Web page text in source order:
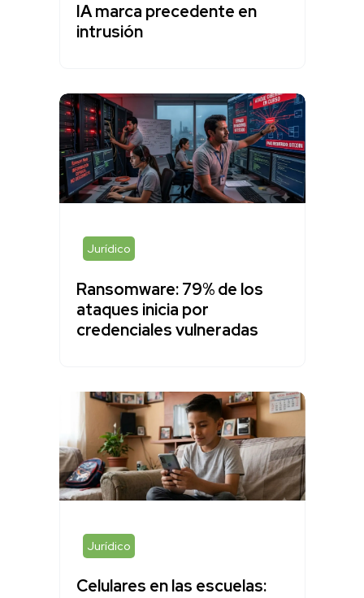
IA marca precedente en
intrusión
Jurídico
Ransomware: 79% de los
ataques inicia por
credenciales vulneradas
Jurídico
Celulares en las escuelas: